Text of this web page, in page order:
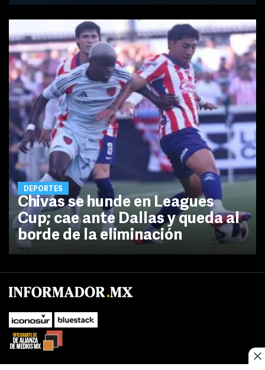
DEPORTES
Chivas se hunde en Leagues
Cup; cae ante Dallas y queda al
borde de la eliminación